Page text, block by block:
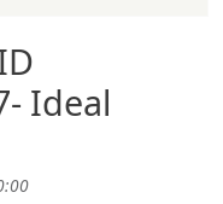
Ideal